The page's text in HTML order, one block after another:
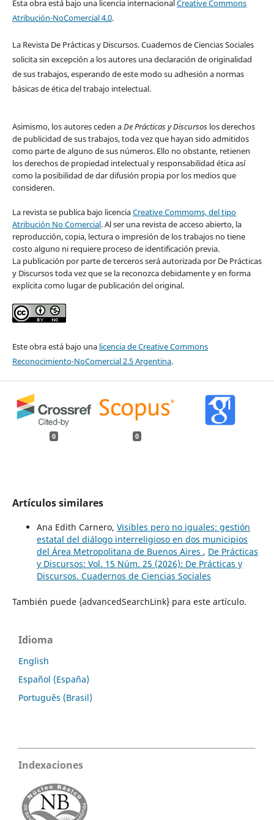
Esta obra está bajo una licencia internacional Creative Commons
Atribución-NoComercial 4.0.
La Revista De Prácticas y Discursos. Cuadernos de Ciencias Sociales
solicita sin excepción a los autores una declaración de originalidad
de sus trabajos, esperando de este modo su adhesión a normas
básicas de ética del trabajo intelectual.
Asimismo, los autores ceden aDe Prácticas y Discursoslos derechos
de publicidad de sus trabajos, toda vez que hayan sido admitidos
como parte de alguno de sus números. Ello no obstante, retienen
los derechos de propiedad intelectual y responsabilidad ética así
como la posibilidad de dar difusión propia por los medios que
consideren.
La revista se publica bajo licenciaCreative Commoms, del tipo
Atribución No Comercial. Al ser una revista de acceso abierto, la
reproducción, copia, lectura o impresión de los trabajos no tiene
costo alguno ni requiere proceso de identificación previa.
La publicación por parte de terceros será autorizada por De Prácticas
y Discursos toda vez que se la reconozca debidamente y en forma
explícita como lugar de publicación del original.
Este obra está bajo una licencia de Creative Commons
Reconocimiento-NoComercial 2.5 Argentina.
0 0
Artículos similares
Ana Edith Carnero, Visibles pero no iguales: gestión
estatal del diálogo interreligioso en dos municipios
del Área Metropolitana de Buenos Aires , De Prácticas
y Discursos: Vol. 15 Núm. 25 (2026): De Prácticas y
Discursos. Cuadernos de Ciencias Sociales
También puede {advancedSearchLink} para este artículo.
Idioma
English
Español (España)
Português (Brasil)
Indexaciones